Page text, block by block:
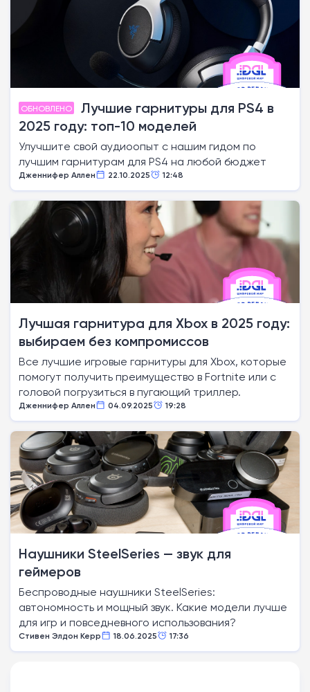
ОБНОВЛЕНО
Лучшие гарнитуры для PS4 в
2025 году: топ-10 моделей
Улучшите свой аудиоопыт с нашим гидом по
лучшим гарнитурам для PS4 на любой бюджет
Дженнифер Аллен 22.10.2025 12:48
Лучшая гарнитура для Xbox в 2025 году:
выбираем без компромиссов
Все лучшие игровые гарнитуры для Xbox, которые
помогут получить преимущество в Fortnite или с
головой погрузиться в пугающий триллер.
Дженнифер Аллен 04.09.2025 19:28
Наушники SteelSeries — звук для
геймеров
Беспроводные наушники SteelSeries:
автономность и мощный звук. Какие модели лучше
для игр и повседневного использования?
Стивен Элдон Керр 18.06.2025 17:36